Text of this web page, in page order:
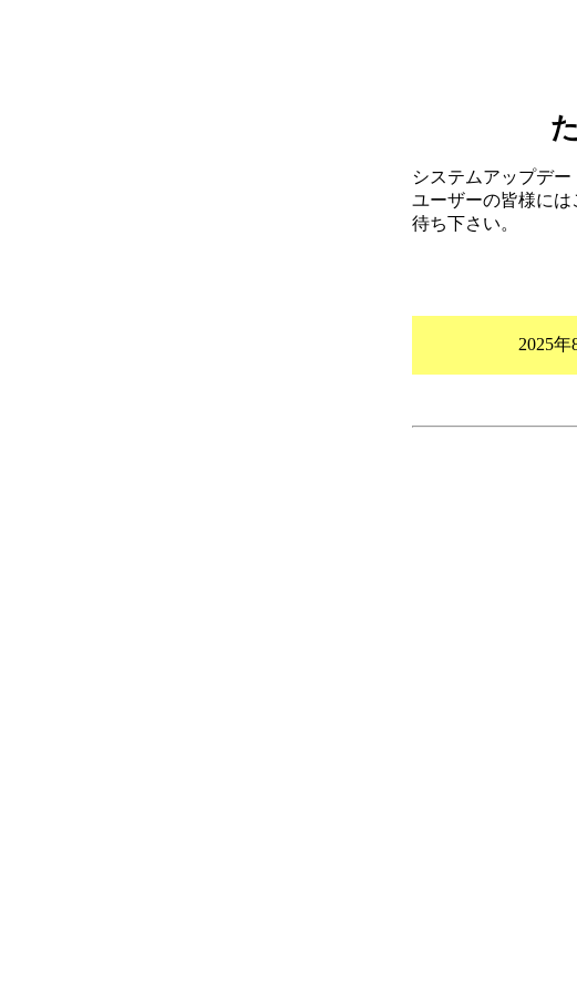
システムアップデー
ユーザーの皆様に
待ち下さい。
2025年